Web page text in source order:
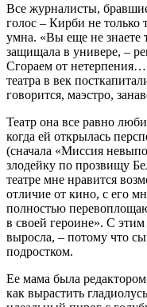
Все журналисты,
голос – Кирби не только
умна. «Вы еще не знаете
защищала в универе, –
Сгораем от
театра в век
говорится, маэстро,
Театр она все равно
когда ей открылась
(сначала «Миссия
злодейку по прозвищу
театре мне нравится
отличие от кино, с его
полностью
в своей героине». С
выросла, – потому что
подростком.
Ее мама была
как вырастить